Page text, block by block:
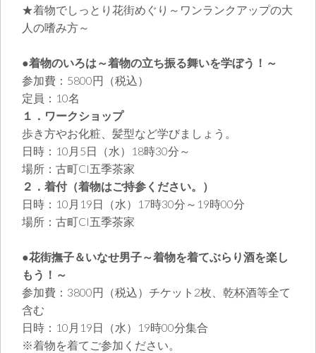
★着物でしっとり花街めぐり～ワンランクアップの大
人の嗜み方～
●着物のいろは～着物の立ち振る舞いを学ぼう！～
参加費：5800円（税込）
定員：10名
１．ワークショップ
歩き方やお化粧、髪型など学びましょう。
日時：10月5日（水）18時30分～
場所：古町CI五季茶家
２．着付（着物はご持参ください。）
日時：10月19日（水）17時30分～19時00分
場所：古町CI五季茶家
●花街撫子＆いなせ男子～着物を着てぶらり酒を楽し
もう！～
参加費：3800円（税込）チケット2枚、乾杯酒等全て
含む
日時：10月19日（水）19時00分集合
※着物を着てご参加ください。